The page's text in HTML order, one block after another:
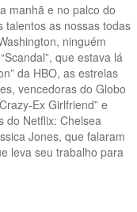
manhã e no palco do
talentos as nossas todas
ninguém
que estava lá
da HBO, as estrelas
vencedoras do Globo
Ex Girlfriend” e
do Netflix: Chelsea
Jones, que falaram
leva seu trabalho para